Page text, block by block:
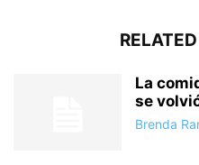
La
se
Brenda